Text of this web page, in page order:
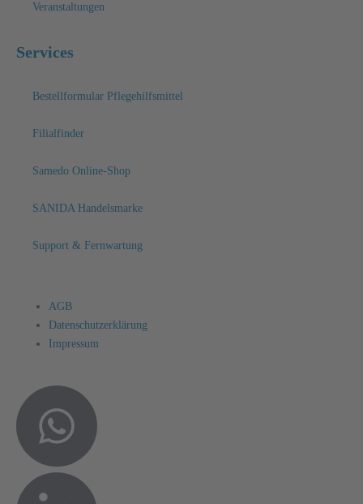
Veranstaltungen
Services
Bestellformular Pflegehilfsmittel
Filialfinder
Samedo Online-Shop
SANIDA Handelsmarke
Support & Fernwartung
AGB
Datenschutzerklärung
Impressum